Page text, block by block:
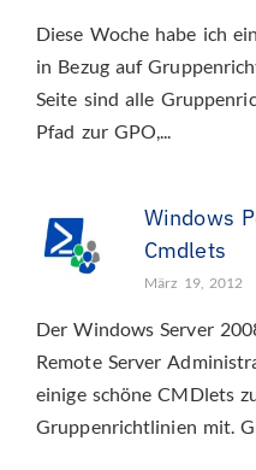
Diese Woche habe ich
in Bezug auf
Seite sind alle
Pfad zur GPO,...
Windows
Cmdlets
März 19, 2012
Der Windows Server
Remote Server
einige schöne CMDlets
Gruppenrichtlinien mit.